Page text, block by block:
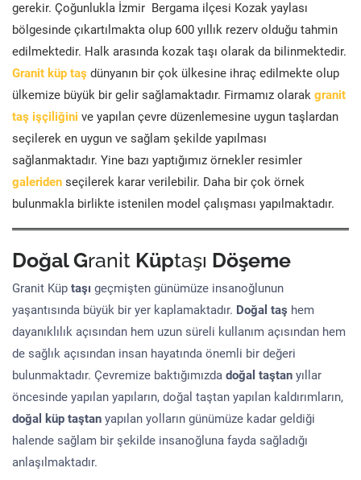
gerekir. Çoğunlukla İzmir Bergama ilçesi Kozak yaylası
bölgesinde çıkartılmakta olup 600 yıllık rezerv olduğu tahmin
edilmektedir. Halk arasında kozak taşı olarak da bilinmektedir.
Granit küp taş dünyanın bir çok ülkesine ihraç edilmekte olup
ülkemize büyük bir gelir sağlamaktadır. Firmamız olarak granit
taş işçiliğini ve yapılan çevre düzenlemesine uygun taşlardan
seçilerek en uygun ve sağlam şekilde yapılması
sağlanmaktadır. Yine bazı yaptığımız örnekler resimler
galeriden seçilerek karar verilebilir. Daha bir çok örnek
bulunmakla birlikte istenilen model çalışması yapılmaktadır.
Doğal Granit Küptaşı Döşeme
Granit Küp taşı geçmişten günümüze insanoğlunun
yaşantısında büyük bir yer kaplamaktadır. Doğal taş hem
dayanıklılık açısından hem uzun süreli kullanım açısından hem
de sağlık açısından insan hayatında önemli bir değeri
bulunmaktadır. Çevremize baktığımızda doğal taştan yıllar
öncesinde yapılan yapıların, doğal taştan yapılan kaldırımların,
doğal küp taştan yapılan yolların günümüze kadar geldiği
halende sağlam bir şekilde insanoğluna fayda sağladığı
anlaşılmaktadır.